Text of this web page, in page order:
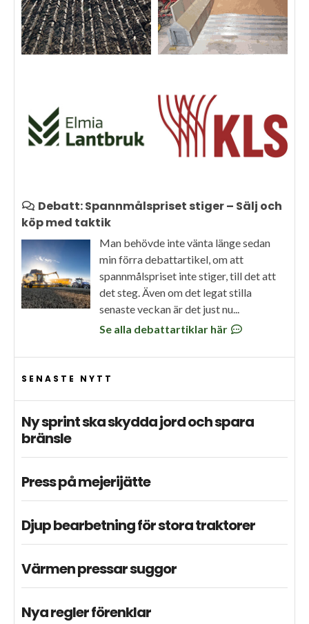
Debatt: Spannmålspriset stiger – Sälj och
köp med taktik
Man behövde inte vänta länge sedan
min förra debattartikel, om att
spannmålspriset inte stiger, till det att
det steg. Även om det legat stilla
senaste veckan är det just nu...
Se alla debattartiklar här
SENASTE NYTT
Ny sprint ska skydda jord och spara
bränsle
Press på mejerijätte
Djup bearbetning för stora traktorer
Värmen pressar suggor
Nya regler förenklar